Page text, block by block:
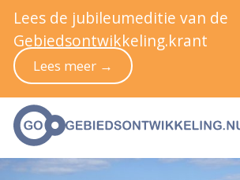
Lees de jubileumeditie van de
Gebiedsontwikkeling.krant
Lees meer →